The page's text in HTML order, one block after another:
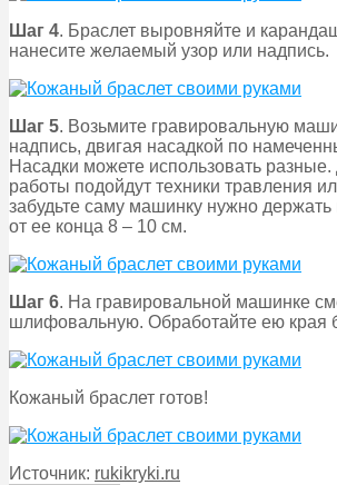
Шаг 4. Браслет выровняйте и
нанесите желаемый узор или надпись.
Шаг 5. Возьмите гравировальную
надпись, двигая насадкой по
Насадки можете использовать
работы подойдут техники травления
забудьте саму машинку нужно держать
от ее конца 8 – 10 см.
Шаг 6. На гравировальной машинке
шлифовальную. Обработайте ею края
Кожаный браслет готов!
Источник: rukikryki.ru